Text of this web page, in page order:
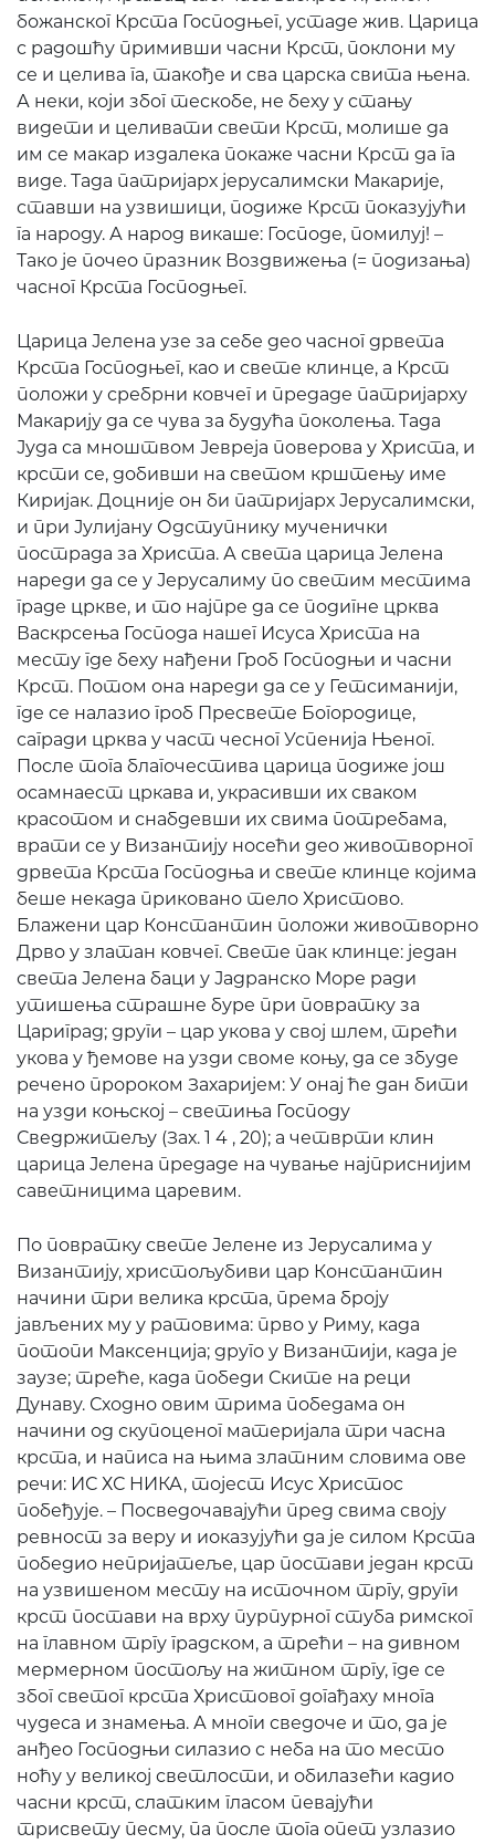
божанског Крста Господњег, устаде жив. Царица
с радошћу примивши часни Крст, поклони му
се и целива га, такође и сва царска свита њена.
А неки, који због тескобе, не беху у стању
видети и целивати свети Крст, молише да
им се макар издалека покаже часни Крст да га
виде. Тада патријарх јерусалимски Макарије,
ставши на узвишици, подиже Крст показујући
га народу. А народ викаше: Господе, помилуј! –
Тако је почео празник Воздвижења (= подизања)
часног Крста Господњег.
Царица Јелена узе за себе део часног дрвета
Крста Господњег, као и свете клинце, а Крст
положи у сребрни ковчег и предаде патријарху
Макарију да се чува за будућа поколења. Тада
Јуда са мноштвом Јевреја поверова у Христа, и
крсти се, добивши на светом крштењу име
Киријак. Доцније он би патријарх Јерусалимски,
и при Јулијану Одступнику мученички
пострада за Христа. А света царица Јелена
нареди да се у Јерусалиму по светим местима
граде цркве, и то најпре да се подигне црква
Васкрсења Господа нашег Исуса Христа на
месту где беху нађени Гроб Господњи и часни
Крст. Потом она нареди да се у Гетсиманији,
где се налазио гроб Пресвете Богородице,
сагради црква у част чесног Успенија Њеног.
После тога благочестива царица подиже још
осамнаест цркава и, украсивши их сваком
красотом и снабдевши их свима потребама,
врати се у Византију носећи део животворног
дрвета Крста Господња и свете клинце којима
беше некада приковано тело Христово.
Блажени цар Константин положи животворно
Дрво у златан ковчег. Свете пак клинце: један
света Јелена баци у Јадранско Море ради
утишења страшне буре при повратку за
Цариград; други – цар укова у свој шлем, трећи
укова у ђемове на узди своме коњу, да се збуде
речено пророком Захаријем: У онај ће дан бити
на узди коњској – светиња Господу
Сведржитељу (Зах. 1 4 , 20); а четврти клин
царица Јелена предаде на чување најприснијим
саветницима царевим.
По повратку свете Јелене из Јерусалима у
Византију, христољубиви цар Константин
начини три велика крста, према броју
јављених му у ратовима: прво у Риму, када
потопи Максенција; друго у Византији, када је
заузе; треће, када победи Ските на реци
Дунаву. Сходно овим трима победама он
начини од скупоценог материјала три часна
крста, и написа на њима златним словима ове
речи: ИС ХС НИКА, тојест Исус Христос
побеђује. – Посведочавајући пред свима своју
ревност за веру и иоказујући да је силом Крста
победио непријатеље, цар постави један крст
на узвишеном месту на источном тргу, други
крст постави на врху пурпурног стуба римског
на главном тргу градском, а трећи – на дивном
мермерном постољу на житном тргу, где се
због светог крста Христовог догађаху многа
чудеса и знамења. А многи сведоче и то, да је
анђео Господњи силазио с неба на то место
ноћу у великој светлости, и обилазећи кадио
часни крст, слатким гласом певајући
трисвету песму, па после тога опет узлазио